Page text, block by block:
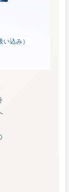
込み）